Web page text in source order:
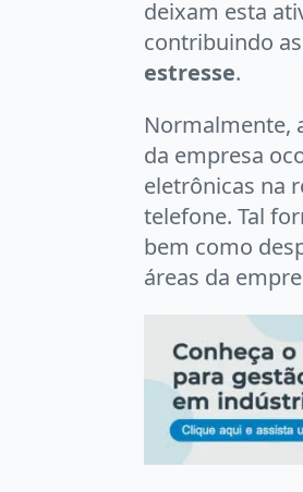
deixam esta
contribuindo
estresse.
Normalmente,
da empresa
eletrônicas na
telefone. Tal
bem como
áreas da